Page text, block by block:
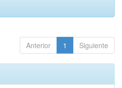
Anterior 1 Siguiente